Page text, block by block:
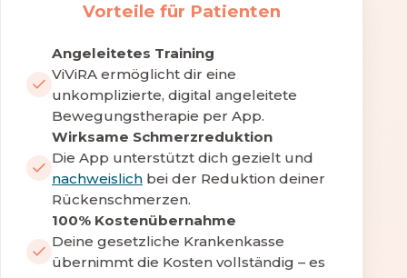
Vorteile für Patienten
Angeleitetes Training
ViViRA ermöglicht dir eine
unkomplizierte, digital angeleitete
Bewegungstherapie per App.
Wirksame Schmerzreduktion
Die App unterstützt dich gezielt und
nachweislich bei der Reduktion deiner
Rückenschmerzen.
100% Kostenübernahme
Deine gesetzliche Krankenkasse
übernimmt die Kosten vollständig – es